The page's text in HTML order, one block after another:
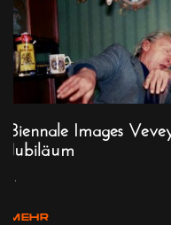
Biennale Images
Jubiläum
...
MEHR